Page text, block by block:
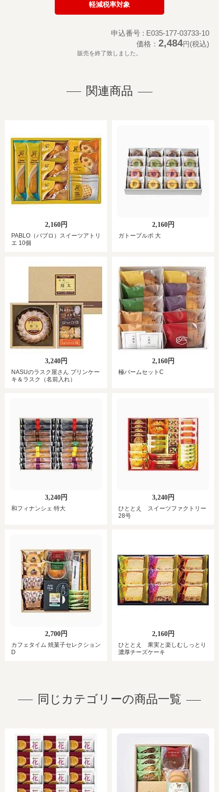
軽減税率対象
申込番号 : E035-177-03733-10
価格： 2,484円(税込)
販売を終了致しました。
関連商品
2,160円
PABLO（パブロ）スイーツアトリ
エ 10個
2,160円
ガトープルポ 大
3,240円
NASUのラスク屋さん プリンケー
キ＆ラスク（名前入れ）
2,160円
極バームセットC
3,240円
和フィナンシェ 特大
3,240円
ひととえ スイーツファクトリー
28号
2,700円
カフェタイム 焼菓子セレクション
D
2,160円
ひととえ 果実と楽しむしっとり
濃厚チーズケーキ
同じカテゴリーの商品一覧